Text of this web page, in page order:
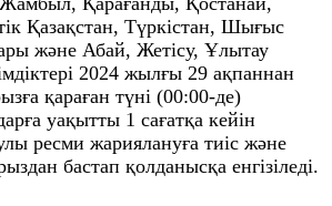
Қазақстан, Түркістан, Шығыс
және Абай, Жетісу, Ұлытау
2024 жылғы 29 ақпаннан
қараған түні (00:00-де)
уақытты 1 сағатқа кейін
ресми жариялануға тиіс және
бастап қолданысқа енгізіледі.